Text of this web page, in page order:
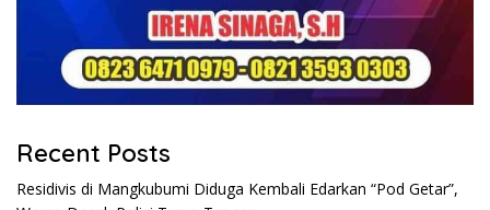
Recent Posts
Residivis di Mangkubumi Diduga Kembali Edarkan “Pod Getar”,